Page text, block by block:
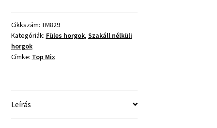
Circle
Barbless
Hook
8
Cikkszám: TM829
Kategóriák: Füles horgok, Szakáll nélküli
horgok
Címke: Top Mix
Leírás